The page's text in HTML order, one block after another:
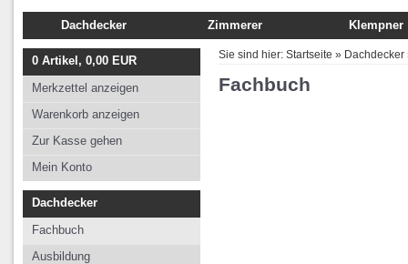
Dachdecker
Fachbuch
Ausbildung
Kalkulation
Fachregeln
Arbeitsrecht
Zimmerer
Fachbuch
Ausbildung
Klempner
Fachbuch
0 Artikel, 0,00 EUR
Merkzettel anzeigen
Warenkorb anzeigen
Zur Kasse gehen
Mein Konto
Dachdecker
Fachbuch
Ausbildung
Sie sind hier: Startseite » Dachdecker
Fachbuch